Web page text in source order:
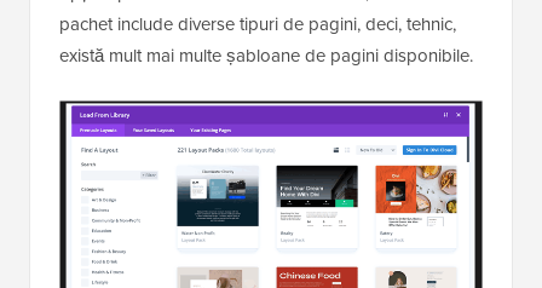
pachet include diverse tipuri de pagini, deci, tehnic,
există mult mai multe șabloane de pagini disponibile.